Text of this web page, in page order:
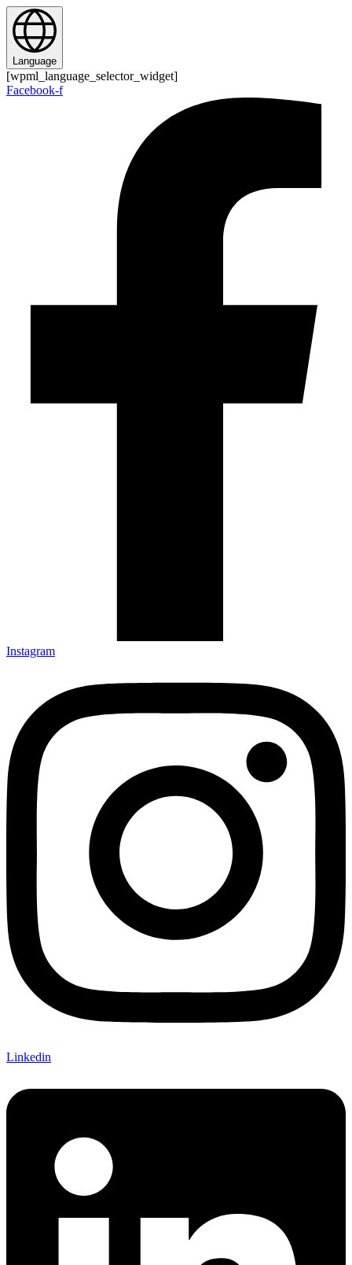
Zum
Inhalt
springen
Language
[wpml_language_selector_widget]
Facebook-f
Instagram
Linkedin